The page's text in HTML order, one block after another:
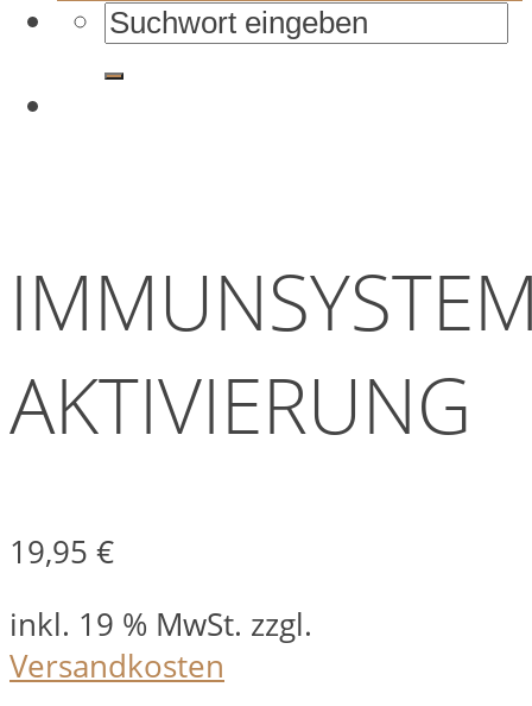
AKTIVIERUNG
19,95 €
inkl. 19 % MwSt. zzgl.
Versandkosten